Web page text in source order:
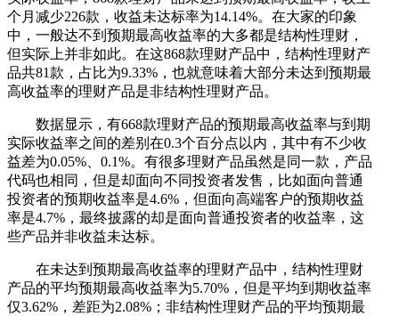
个月减少226款，收益未达标率为14.14%。在大家的印象
中，一般达不到预期最高收益率的大多都是结构性理财，
但实际上并非如此。在这868款理财产品中，结构性理财产
品共81款，占比为9.33%，也就意味着大部分未达到预期最
高收益率的理财产品是非结构性理财产品。
数据显示，有668款理财产品的预期最高收益率与到期
实际收益率之间的差别在0.3个百分点以内，其中有不少收
益差为0.05%、0.1%。有很多理财产品虽然是同一款，产品
代码也相同，但是却面向不同投资者发售，比如面向普通
投资者的预期收益率是4.6%，但面向高端客户的预期收益
率是4.7%，最终披露的却是面向普通投资者的收益率，这
些产品并非收益未达标。
在未达到预期最高收益率的理财产品中，结构性理财
产品的平均预期最高收益率为5.70%，但是平均到期收益率
仅3.62%，差距为2.08%；非结构性理财产品的平均预期最